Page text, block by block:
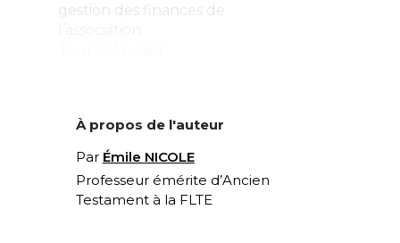
gestion des finances de
À propos de l'auteur
Par Émile NICOLE
Professeur émérite d’Ancien
Testament à la FLTE